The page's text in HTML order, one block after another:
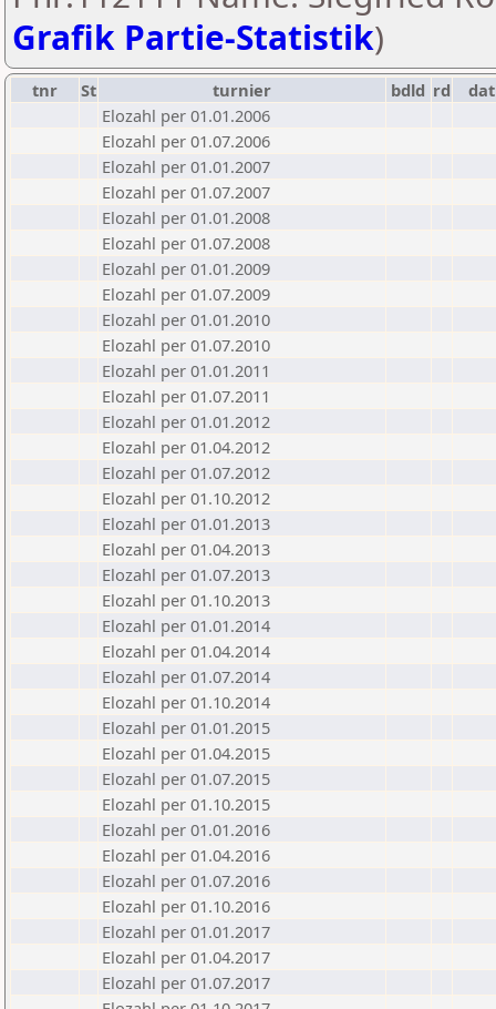
Grafik Partie-Statistik)
tnr St turnier bdld rd
Elozahl per 01.01.2006
Elozahl per 01.07.2006
Elozahl per 01.01.2007
Elozahl per 01.07.2007
Elozahl per 01.01.2008
Elozahl per 01.07.2008
Elozahl per 01.01.2009
Elozahl per 01.07.2009
Elozahl per 01.01.2010
Elozahl per 01.07.2010
Elozahl per 01.01.2011
Elozahl per 01.07.2011
Elozahl per 01.01.2012
Elozahl per 01.04.2012
Elozahl per 01.07.2012
Elozahl per 01.10.2012
Elozahl per 01.01.2013
Elozahl per 01.04.2013
Elozahl per 01.07.2013
Elozahl per 01.10.2013
Elozahl per 01.01.2014
Elozahl per 01.04.2014
Elozahl per 01.07.2014
Elozahl per 01.10.2014
Elozahl per 01.01.2015
Elozahl per 01.04.2015
Elozahl per 01.07.2015
Elozahl per 01.10.2015
Elozahl per 01.01.2016
Elozahl per 01.04.2016
Elozahl per 01.07.2016
Elozahl per 01.10.2016
Elozahl per 01.01.2017
Elozahl per 01.04.2017
Elozahl per 01.07.2017